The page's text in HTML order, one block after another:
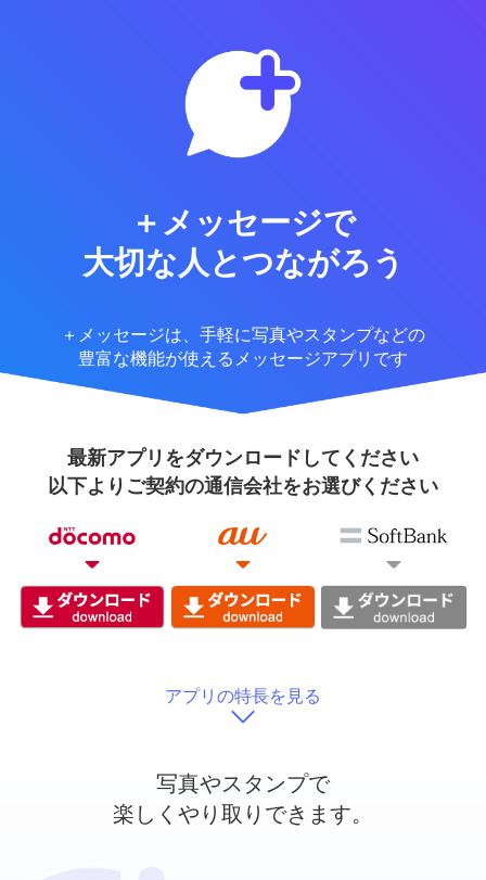
＋メッセージで
大切な人とつながろう
＋メッセージは、手軽に写真やスタンプなどの
豊富な機能が使えるメッセージアプリです
最新アプリをダウンロードしてください
以下よりご契約の通信会社をお選びください
アプリの特長を見る
写真やスタンプで
楽しくやり取りできます。